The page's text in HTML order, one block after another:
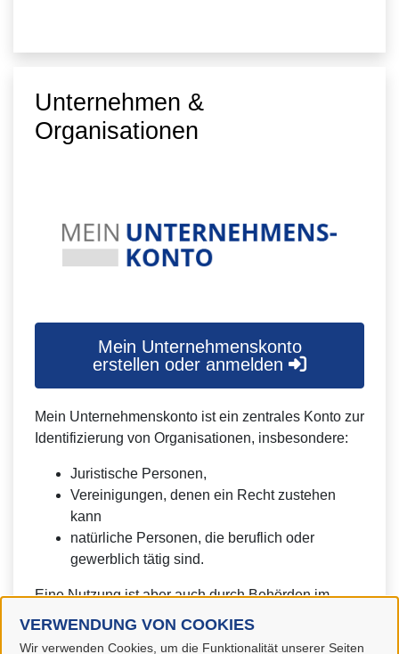
VERWENDUNG VON COOKIES
Wir verwenden Cookies, um die Funktionalität unserer Seiten
Unternehmen &
Organisationen
Mein Unternehmenskonto
erstellen oder anmelden
Mein Unternehmenskonto ist ein zentrales Konto zur
Identifizierung von Organisationen, insbesondere:
Juristische Personen,
Vereinigungen, denen ein Recht zustehen
kann
natürliche Personen, die beruflich oder
gewerblich tätig sind.
Eine Nutzung ist aber auch durch Behörden im
Sinne von § 1 Abs. 4 Verwaltungsverfahrensgesetz